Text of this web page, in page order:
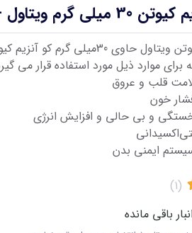
ویتاول - 30 عددی
قرص کو آنزیم کیوتن ویتاول حاوی 30میلی
موارد ذیل مورد استفاده قرار می
قلب و عروق
خون
و بی حالی و افزایش انرژی
ایمنی بدن
(1)